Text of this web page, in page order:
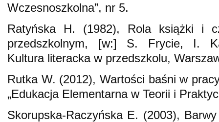
Wczesnoszkolna”, nr 5.
Ratyńska H. (1982), Rola książki i
przedszkolnym, [w:] S. Frycie, I.
Kultura literacka w przedszkolu,
Rutka W. (2012), Wartości baśni w
„Edukacja Elementarna w Teorii i
Skorupska-Raczyńska E. (2003),